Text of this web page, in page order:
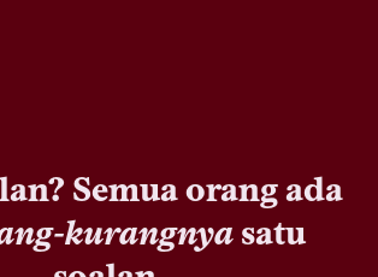
Semua orang ada
kurangnya satu